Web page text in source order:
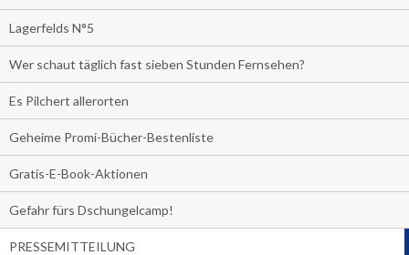
Lagerfelds N°5
Wer schaut täglich fast sieben Stunden Fernsehen?
Es Pilchert allerorten
Geheime Promi-Bücher-Bestenliste
Gratis-E-Book-Aktionen
Gefahr fürs Dschungelcamp!
PRESSEMITTEILUNG